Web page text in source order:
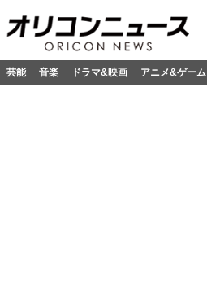
芸能 音楽 ドラマ&映画 アニメ&ゲーム